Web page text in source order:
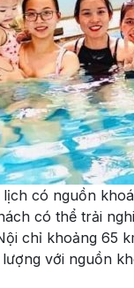
lịch có nguồn
có thể trải
chỉ khoảng 65
với nguồn